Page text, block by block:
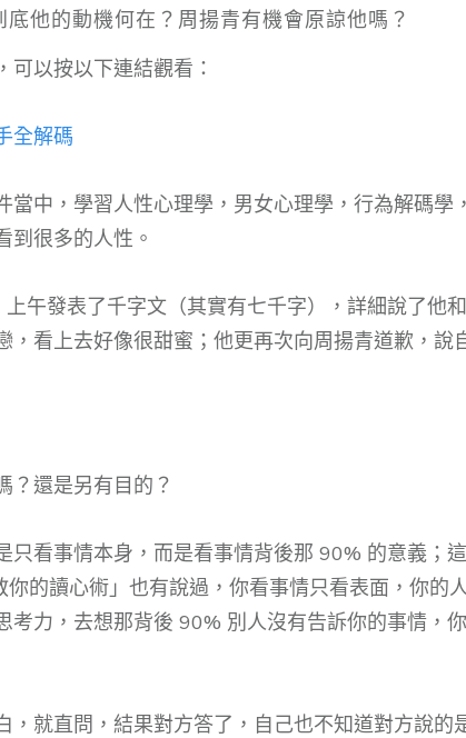
他的動機何在？周揚青有機會原諒他嗎？
可以按以下連結觀看：
全解碼
中，學習人性心理學，男女心理學，行為解碼學，
到很多的人性。
午發表了千字文（其實有七千字），詳細說了他和
，看上去好像很甜蜜；他更再次向周揚青道歉，說
？還是另有目的？
只看事情本身，而是看事情背後那 90% 的意義；這
的讀心術」也有說過，你看事情只看表面，你的
考力，去想那背後 90% 別人沒有告訴你的事情，你
，就直問，結果對方答了，自己也不知道對方說的